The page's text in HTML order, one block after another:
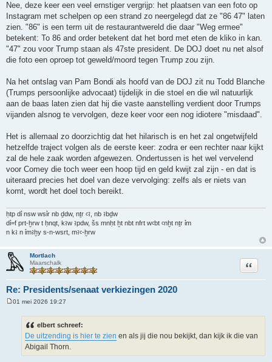
Nee, deze keer een veel ernstiger vergrijp: het plaatsen van een foto op
Instagram met schelpen op een strand zo neergelegd dat ze "86 47" laten
zien. "86" is een term uit de restaurantwereld die daar "Weg ermee"
betekent: To 86 and order betekent dat het bord met eten de kliko in kan.
"47" zou voor Trump staan als 47ste president. De DOJ doet nu net alsof
die foto een oproep tot geweld/moord tegen Trump zou zijn.
Na het ontslag van Pam Bondi als hoofd van de DOJ zit nu Todd Blanche
(Trumps persoonlijke advocaat) tijdelijk in die stoel en die wil natuurlijk
aan de baas laten zien dat hij die vaste aanstelling verdient door Trumps
vijanden alsnog te vervolgen, deze keer voor een nog idiotere "misdaad".
Het is allemaal zo doorzichtig dat het hilarisch is en het zal ongetwijfeld
hetzelfde traject volgen als de eerste keer: zodra er een rechter naar kijkt
zal de hele zaak worden afgewezen. Ondertussen is het wel vervelend
voor Comey die toch weer een hoop tijd en geld kwijt zal zijn - en dat is
uiteraard precies het doel van deze vervolging: zelfs als er niets van
komt, wordt het doel toch bereikt.
ḥtp dỉ nsw wsỉr nb ḏdw, nṯr ꜥꜣ, nb ꜣbḏw
dỉ=f prt-ḫrw t ḥnqt, kꜣw ꜣpdw, šs mnḥt ḫt nbt nfrt wꜥbt ꜥnḫt nṯr ỉm
n kꜣ n ỉmꜣḫy s-n-wsrt, mꜣꜥ-ḫrw
Mortlach
Maarschalk
Re: Presidents/senaat verkiezingen 2020
Citeer
01 mei 2026 19:27
elbert schreef:
De uitzending is hier te zien en als jij die nou bekijkt, dan kijk ik die van
Abigail Thorn.